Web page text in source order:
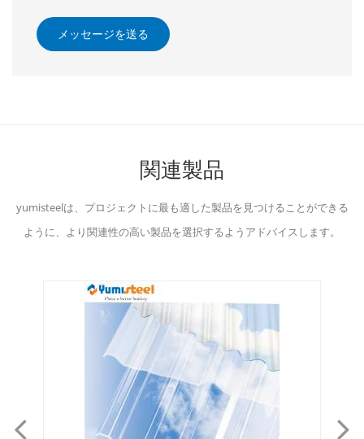
メッセージを送る
関連製品
yumisteelは、プロジェクトに最も適した製品を見つけることができる
ように、より関連性の高い製品を選択するようアドバイスします。